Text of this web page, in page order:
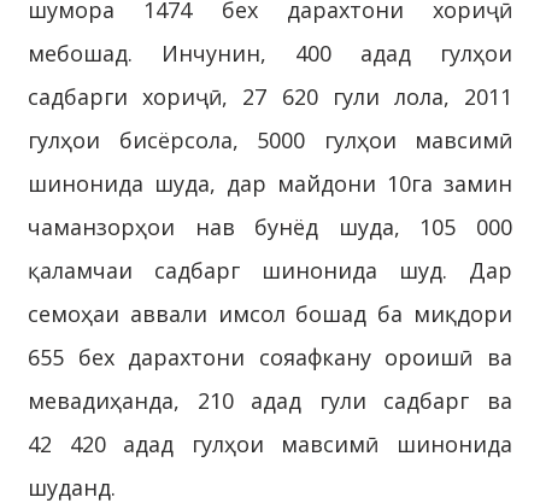
шумора 1474 бех дарахтони хориҷӣ
мебошад. Инчунин, 400 адад гулҳои
садбарги хориҷӣ, 27 620 гули лола, 2011
гулҳои бисёрсола, 5000 гулҳои мавсимӣ
шинонида шуда, дар майдони 10га замин
чаманзорҳои нав бунёд шуда, 105 000
қаламчаи садбарг шинонида шуд. Дар
семоҳаи аввали имсол бошад ба миқдори
655 бех дарахтони сояафкану ороишӣ ва
мевадиҳанда, 210 адад гули садбарг ва
42 420 адад гулҳои мавсимӣ шинонида
шуданд.